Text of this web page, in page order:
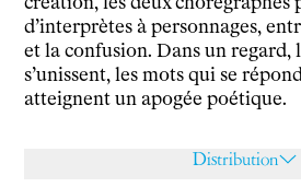
d’interprètes à personnages,
et la confusion. Dans un regard,
s’unissent, les mots qui se
atteignent un apogée poétique.
Distribution